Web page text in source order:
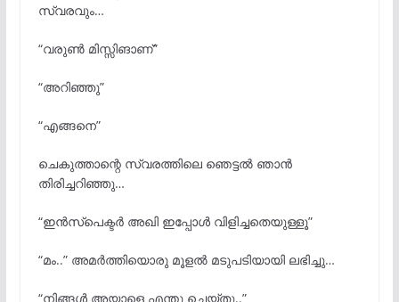
സ്വരവും…
“വരുൺ മിസ്സിങാണ്”
“അറിഞ്ഞു”
“എങ്ങനെ”
ചെകുത്താന്റെ സ്വരത്തിലെ ഞെട്ടൽ ഞാൻ
തിരിച്ചറിഞ്ഞു…
“ഇൻസ്പെക്ടർ അഖി ഇപ്പോൾ വിളിച്ചതെയുള്ളൂ”
“മം..” അമർത്തിയൊരു മൂളൽ മടുപടിയായി ലഭിച്ചു…
“നിങ്ങൾ അയാളെ എന്തു ചെയ്തു..”